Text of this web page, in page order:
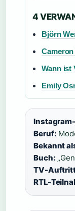
4
Björn
Wann ist
Emily
Beruf:
Bekannt
Buch:
TV-
RTL-